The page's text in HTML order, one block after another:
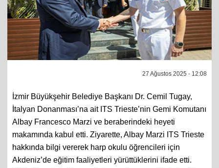
27 Ağustos 2025 - 12:08
İzmir Büyükşehir Belediye Başkanı Dr. Cemil Tugay,
İtalyan Donanması’na ait ITS Trieste’nin Gemi Komutanı
Albay Francesco Marzi ve beraberindeki heyeti
makamında kabul etti. Ziyarette, Albay Marzi ITS Trieste
hakkında bilgi vererek harp okulu öğrencileri için
Akdeniz’de eğitim faaliyetleri yürüttüklerini ifade etti.